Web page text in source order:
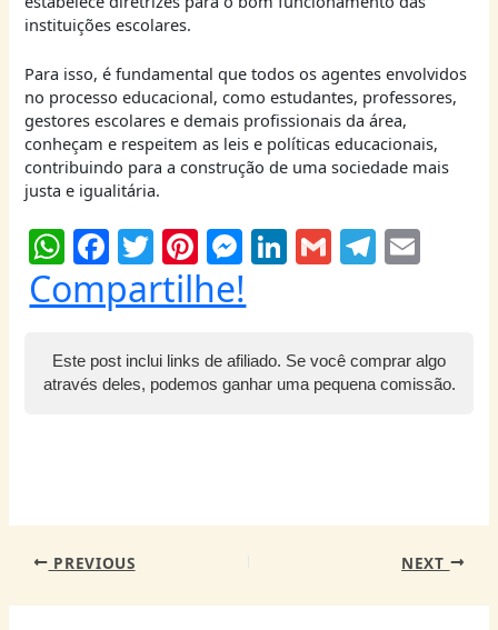
instituições escolares.
Para isso, é fundamental que todos os agentes envolvidos
no processo educacional, como estudantes, professores,
gestores escolares e demais profissionais da área,
conheçam e respeitem as leis e políticas educacionais,
contribuindo para a construção de uma sociedade mais
justa e igualitária.
W
h
at
s
A
F
a
c
e
b
T
w
itt
er
Pi
nt
er
e
st
M
ss
e
n
Li
e
dI
G
l
T
g
ra
l
Compartilhe!
Este post inclui links de afiliado. Se você comprar algo
através deles, podemos ganhar uma pequena comissão.
PREVIOUS NEXT